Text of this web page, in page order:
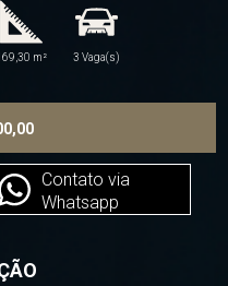
m² 3 Vaga(s)
Contato via
Whatsapp